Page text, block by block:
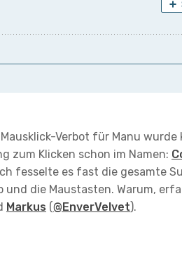
Verbot für Manu
zum Klicken schon im Namen:
fesselte es fast die gesamte
und die Maustasten. Warum,
Markus (@EnverVelvet).